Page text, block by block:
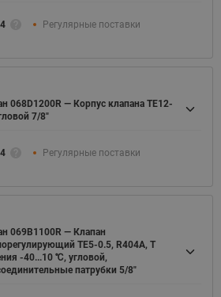
Регулярные поставки
068D1200R — Корпус клапана TE12-
7/8"
Регулярные поставки
069B1100R — Клапан
TE5-0.5, R404A, T
-40...10 ℃, угловой,
патрубки 5/8"